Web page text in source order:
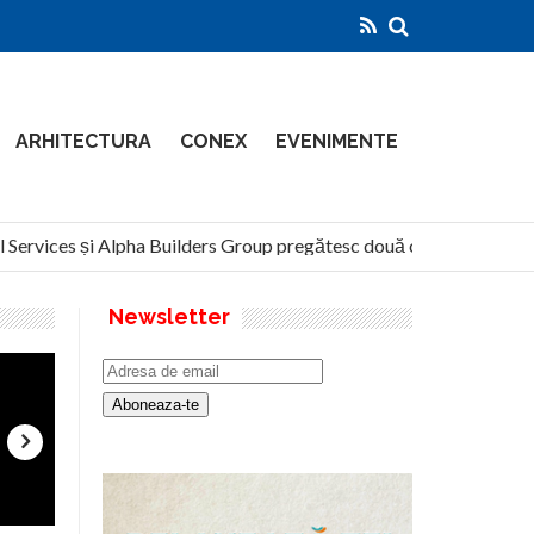
ARHITECTURA CONEX EVENIMENTE
și Alpha Builders Group pregătesc două clădiri de 14
Newsletter